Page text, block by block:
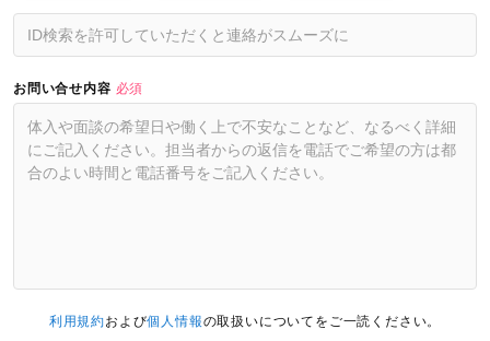
お問い合せ内容 必須
利用規約および個人情報の取扱いについてをご一読ください。